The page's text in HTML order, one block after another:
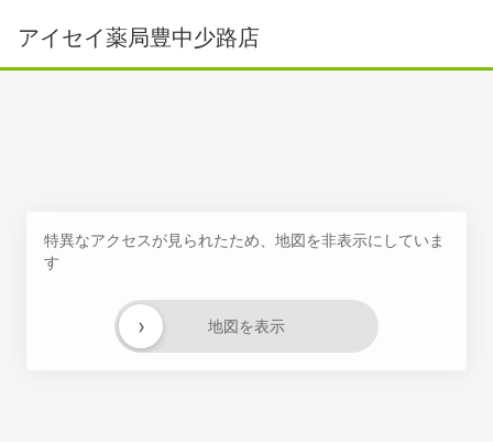
アイセイ薬局豊中少路店
特異なアクセスが見られたため、地図を非表示にしていま
す
地図を表示
›